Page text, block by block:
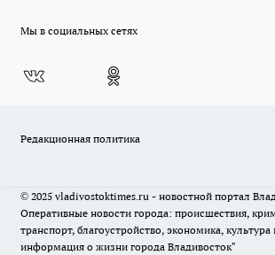
Мы в социальных сетях
Редакционная политика
© 2025 vladivostoktimes.ru - новостной портал
Оперативные новости города: происшествия,
транспорт, благоустройство, экономика, культура
информация о жизни города Владивосток"